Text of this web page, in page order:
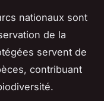
nationaux sont
de la
servent de
contribuant